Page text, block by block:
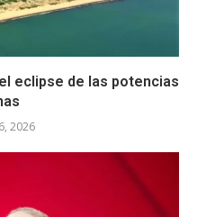
eclipse de las potencias
2026